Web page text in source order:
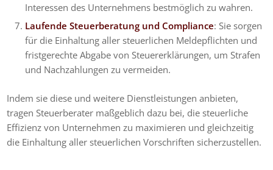
Interessen des Unternehmens bestmöglich zu wahren.
Laufende Steuerberatung und Compliance: Sie sorgen
für die Einhaltung aller steuerlichen Meldepflichten und
fristgerechte Abgabe von Steuererklärungen, um Strafen
und Nachzahlungen zu vermeiden.
Indem sie diese und weitere Dienstleistungen anbieten,
tragen Steuerberater maßgeblich dazu bei, die steuerliche
Effizienz von Unternehmen zu maximieren und gleichzeitig
die Einhaltung aller steuerlichen Vorschriften sicherzustellen.